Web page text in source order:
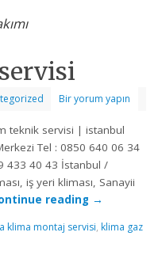
Bir yorum yapın
teknik servisi | istanbul
Tel : 0850 640 06 34
433 40 43 İstanbul /
iş yeri kliması, Sanayii
reading →
klima montaj servisi, klima gaz